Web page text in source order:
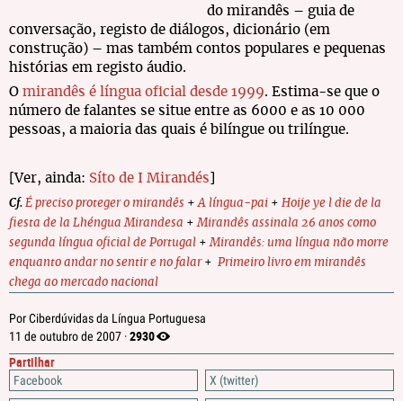
Por Ciberdúvidas da Língua Portuguesa
11 de outubro de 2007 ·2930
Partilhar
Facebook
X (twitter)
do mirandês – guia de
conversação, registo de diálogos, dicionário (em
construção) – mas também contos populares e pequenas
histórias em registo áudio.
O mirandês é língua oficial desde 1999. Estima-se que o
número de falantes se situe entre as 6000 e as 10 000
pessoas, a maioria das quais é bilíngue ou trilíngue.
[Ver, ainda: Síto de I Mirandés
Cf. É preciso proteger o mirandês +A língua-pai + Hoije ye l die de la
fiesta de la Lhéngua Mirandesa +Mirandês assinala 26 anos como
segunda língua oficial de Portugal +Mirandês: uma língua não morre
enquanto andar no sentir e no falar+ Primeiro livro em mirandês
chega ao mercado nacional